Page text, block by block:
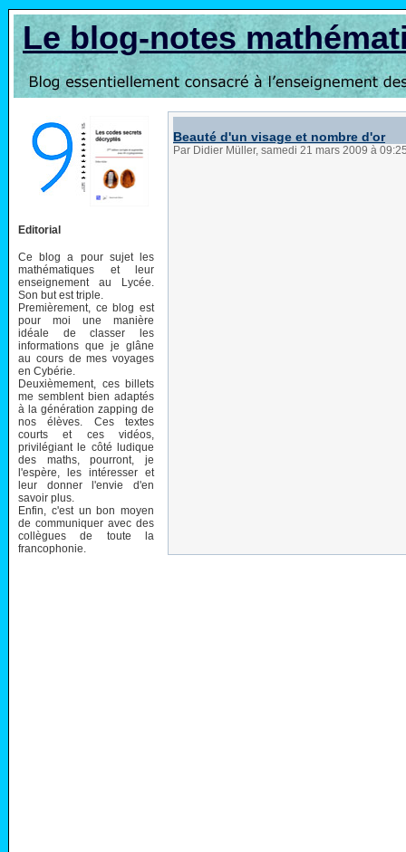
Le blog-notes
Editorial
Ce blog a pour sujet les
mathématiques et leur
enseignement au Lycée.
Son but est triple.
Premièrement, ce blog est
pour moi une manière
idéale de classer les
informations que je glâne
au cours de mes voyages
en Cybérie.
Deuxièmement, ces billets
me semblent bien adaptés
à la génération zapping de
nos élèves. Ces textes
courts et ces vidéos,
privilégiant le côté ludique
des maths, pourront, je
l'espère, les intéresser et
leur donner l'envie d'en
savoir plus.
Enfin, c'est un bon moyen
de communiquer avec des
collègues de toute la
francophonie.
Beauté d'un visage et nombre d'or
Par Didier Müller, samedi 21 mars 2009 à